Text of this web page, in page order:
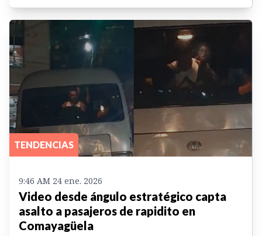
TENDENCIAS
9:46 AM 24 ene. 2026
Video desde ángulo estratégico capta
asalto a pasajeros de rapidito en
Comayagüela